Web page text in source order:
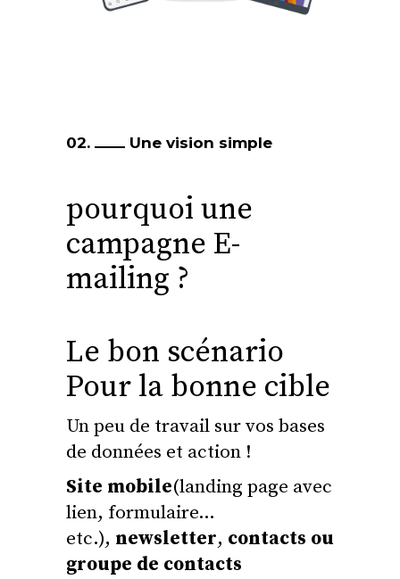
02. Une vision simple
pourquoi une
campagne E-
mailing ?
Le bon scénario
Pour la bonne cible
Un peu de travail sur vos bases
de données et action !
Site mobile(landing page avec
lien, formulaire…
etc.), newsletter, contacts ou
groupe de contacts